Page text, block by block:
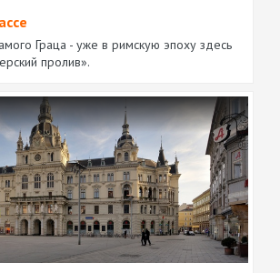
Граца - уже в римскую эпоху здесь
пролив».